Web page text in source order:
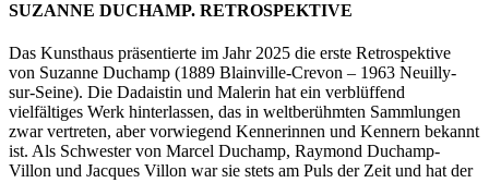
SUZANNE DUCHAMP. RETROSPEKTIVE
Das Kunsthaus präsentierte im Jahr 2025 die erste Retrospektive
von Suzanne Duchamp (1889 Blainville-Crevon – 1963 Neuilly-
sur-Seine). Die Dadaistin und Malerin hat ein verblüffend
vielfältiges Werk hinterlassen, das in weltberühmten Sammlungen
zwar vertreten, aber vorwiegend Kennerinnen und Kennern bekannt
ist. Als Schwester von Marcel Duchamp, Raymond Duchamp-
Villon und Jacques Villon war sie stets am Puls der Zeit und hat der